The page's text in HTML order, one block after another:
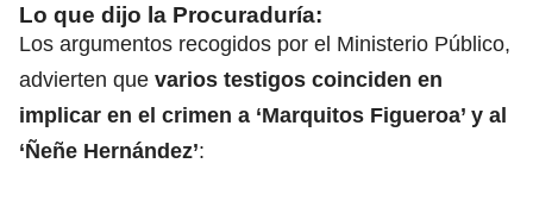
Lo que dijo la Procuraduría:
Los argumentos recogidos por el Ministerio Público,
advierten que varios testigos coinciden en
implicar en el crimen a ‘Marquitos Figueroa’ y al
‘Ñeñe Hernández’: